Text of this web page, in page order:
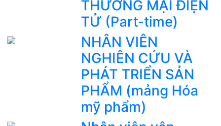
THƯƠNG MẠI ĐIỆN
TỬ (Part-time)
NHÂN VIÊN
NGHIÊN CỨU VÀ
PHÁT TRIỂN SẢN
PHẨM (mảng Hóa
mỹ phẩm)